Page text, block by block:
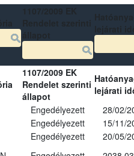
1107/2009 EK
Rendelet szerinti
állapot
lejárati
Engedélyezett
28/02/
Engedélyezett
15/11/
Engedélyezett
20/05/